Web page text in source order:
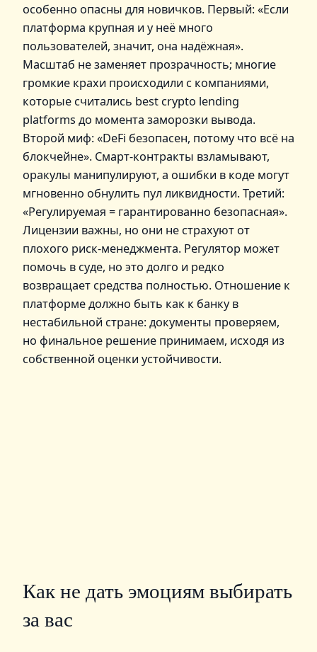
особенно опасны для новичков. Первый: «Если
платформа крупная и у неё много
пользователей, значит, она надёжная».
Масштаб не заменяет прозрачность; многие
громкие крахи происходили с компаниями,
которые считались best crypto lending
platforms до момента заморозки вывода.
Второй миф: «DeFi безопасен, потому что всё на
блокчейне». Смарт‑контракты взламывают,
оракулы манипулируют, а ошибки в коде могут
мгновенно обнулить пул ликвидности. Третий:
«Регулируемая = гарантированно безопасная».
Лицензии важны, но они не страхуют от
плохого риск‑менеджмента. Регулятор может
помочь в суде, но это долго и редко
возвращает средства полностью. Отношение к
платформе должно быть как к банку в
нестабильной стране: документы проверяем,
но финальное решение принимаем, исходя из
собственной оценки устойчивости.
Как не дать эмоциям выбирать
за вас